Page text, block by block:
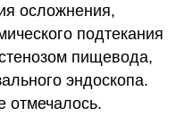
осложнения,
подтекания
пищевода,
эндоскопа.
отмечалось.